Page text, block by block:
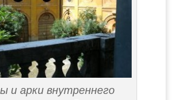
и арки внутреннего